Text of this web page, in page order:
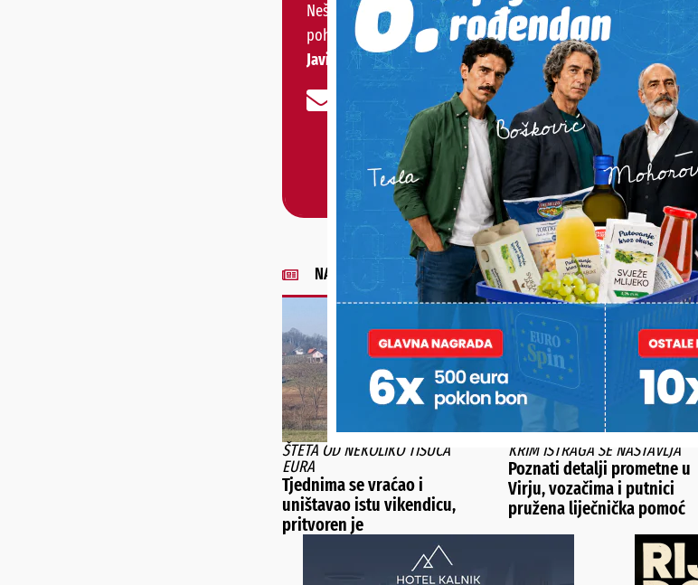
Nešto vas muči ili želite nešto/nekoga
pohvaliti?
Javite nam se!
Poruka
Alternative:
NAJNOVIJE VIJESTI
ŠTETA OD NEKOLIKO TISUĆA
EURA
Tjednima se vraćao i
uništavao istu vikendicu,
pritvoren je
KRIM ISTRAGA SE NASTAVLJA
Poznati detalji prometne u
Virju, vozačima i putnici
pružena liječnička pomoć